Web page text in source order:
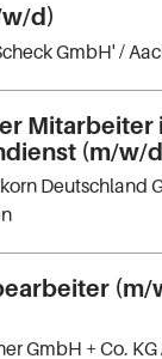
d)
GmbH'/
Mitarbeiter
(m/w/
Deutschland
(m/
GmbH + Co. KG